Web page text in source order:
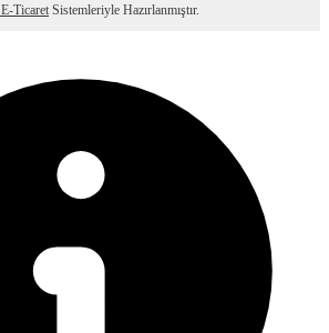
E-Ticaret Sistemleriyle Hazırlanmıştır.